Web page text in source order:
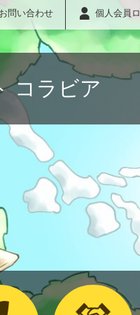
お問い合わせ 個人会員
コラビア